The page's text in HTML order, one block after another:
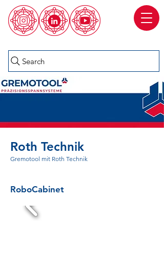
Search
Roth Technik
Gremotool mit Roth Technik
RoboCabinet